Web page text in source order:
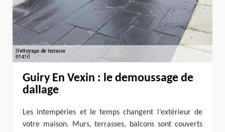
Guiry En Vexin : le demoussage de
dallage
Les intempéries et le temps changent l’extérieur de
votre maison. Murs, terrasses, balcons sont couverts